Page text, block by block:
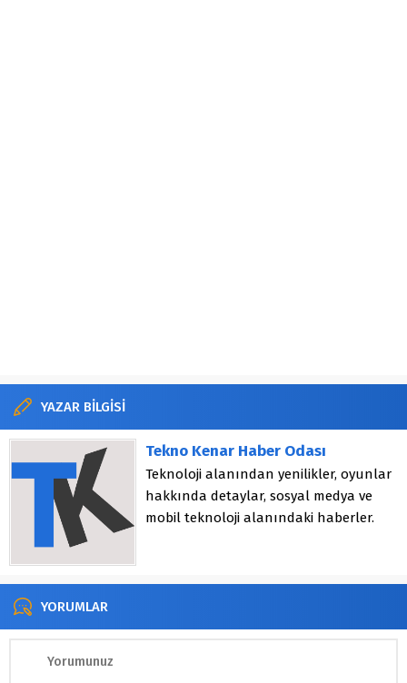
YAZAR BİLGİSİ
Tekno Kenar Haber Odası
Teknoloji alanından yenilikler, oyunlar
hakkında detaylar, sosyal medya ve
mobil teknoloji alanındaki haberler.
YORUMLAR